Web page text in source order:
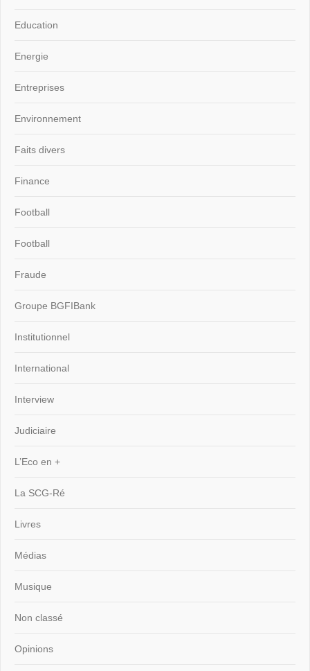
Education
Energie
Entreprises
Environnement
Faits divers
Finance
Football
Football
Fraude
Groupe BGFIBank
Institutionnel
International
Interview
Judiciaire
L’Eco en +
La SCG-Ré
Livres
Médias
Musique
Non classé
Opinions